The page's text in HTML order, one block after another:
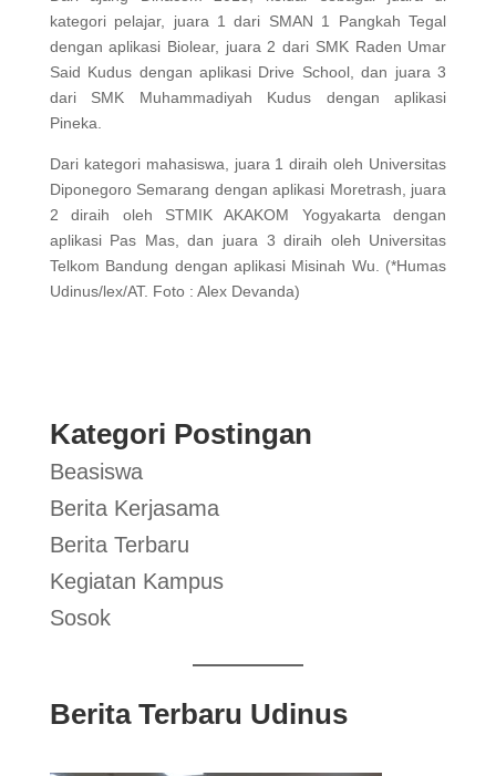
kategori pelajar, juara 1 dari SMAN 1 Pangkah Tegal
dengan aplikasi Biolear, juara 2 dari SMK Raden Umar
Said Kudus dengan aplikasi Drive School, dan juara 3
dari SMK Muhammadiyah Kudus dengan aplikasi
Pineka.
Dari kategori mahasiswa, juara 1 diraih oleh Universitas
Diponegoro Semarang dengan aplikasi Moretrash, juara
2 diraih oleh STMIK AKAKOM Yogyakarta dengan
aplikasi Pas Mas, dan juara 3 diraih oleh Universitas
Telkom Bandung dengan aplikasi Misinah Wu. (*Humas
Udinus/lex/AT. Foto : Alex Devanda)
Kategori Postingan
Beasiswa
Berita Kerjasama
Berita Terbaru
Kegiatan Kampus
Sosok
Berita Terbaru Udinus